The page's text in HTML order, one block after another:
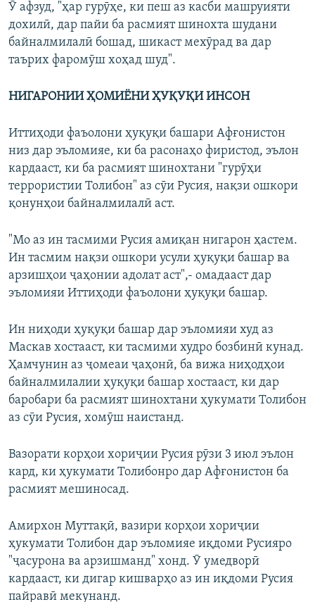
Ӯ афзуд, "ҳар гурӯҳе, ки пеш аз касби машруияти
дохилӣ, дар пайи ба расмият шинохта шудани
байналмилалӣ бошад, шикаст мехӯрад ва дар
таърих фаромӯш хоҳад шуд".
НИГАРОНИИ ҲОМИЁНИ ҲУҚУҚИ ИНСОН
Иттиҳоди фаъолони ҳуқуқи башари Афғонистон
низ дар эъломияе, ки ба расонаҳо фиристод, эълон
кардааст, ки ба расмият шинохтани "гурӯҳи
террористии Толибон" аз сӯи Русия, нақзи ошкори
қонунҳои байналмилалӣ аст.
"Мо аз ин тасмими Русия амиқан нигарон ҳастем.
Ин тасмим нақзи ошкори усули ҳуқуқи башар ва
арзишҳои ҷаҳонии адолат аст",- омадааст дар
эъломияи Иттиҳоди фаъолони ҳуқуқи башар.
Ин ниҳоди ҳуқуқи башар дар эъломияи худ аз
Маскав хостааст, ки тасмими худро бозбинӣ кунад.
Ҳамчунин аз ҷомеаи ҷаҳонӣ, ба вижа ниҳодҳои
байналмилалии ҳуқуқи башар хостааст, ки дар
баробари ба расмият шинохтани ҳукумати Толибон
аз сӯи Русия, хомӯш наистанд.
Вазорати корҳои хориҷии Русия рӯзи 3 июл эълон
кард, ки ҳукумати Толибонро дар Афғонистон ба
расмият мешиносад.
Амирхон Муттақӣ, вазири корҳои хориҷии
ҳукумати Толибон дар эъломияе иқдоми Русияро
"ҷасурона ва арзишманд" хонд. Ӯ умедворӣ
кардааст, ки дигар кишварҳо аз ин иқдоми Русия
пайравӣ мекунанд.